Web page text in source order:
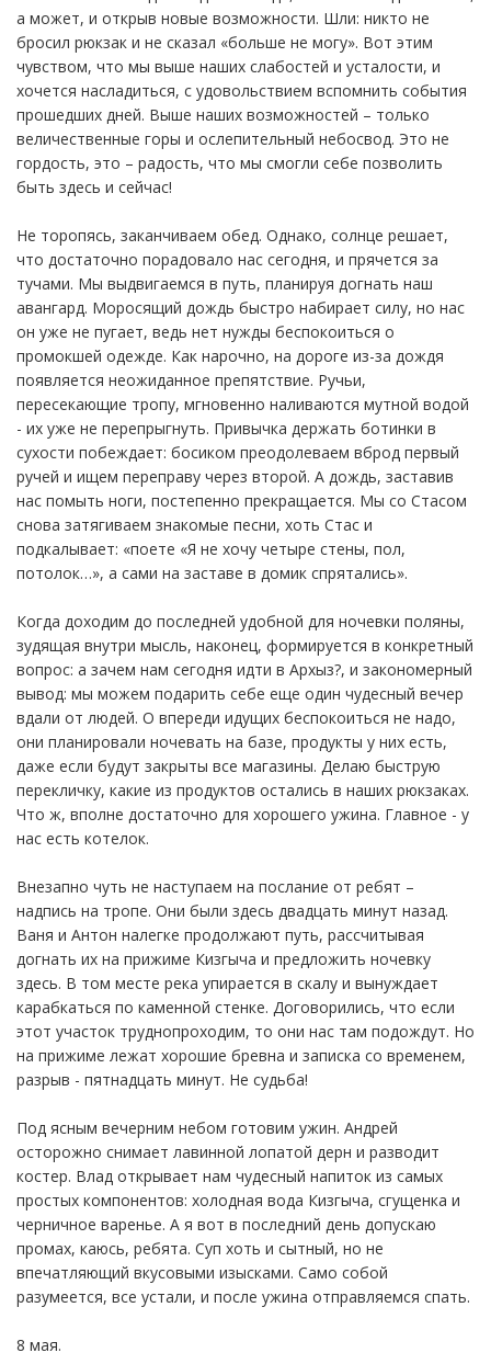
а может, и открыв новые возможности. Шли: никто не
бросил рюкзак и не сказал «больше не могу». Вот этим
чувством, что мы выше наших слабостей и усталости, и
хочется насладиться, с удовольствием вспомнить события
прошедших дней. Выше наших возможностей – только
величественные горы и ослепительный небосвод. Это не
гордость, это – радость, что мы смогли себе позволить
быть здесь и сейчас!
Не торопясь, заканчиваем обед. Однако, солнце решает,
что достаточно порадовало нас сегодня, и прячется за
тучами. Мы выдвигаемся в путь, планируя догнать наш
авангард. Моросящий дождь быстро набирает силу, но нас
он уже не пугает, ведь нет нужды беспокоиться о
промокшей одежде. Как нарочно, на дороге из-за дождя
появляется неожиданное препятствие. Ручьи,
пересекающие тропу, мгновенно наливаются мутной водой
- их уже не перепрыгнуть. Привычка держать ботинки в
сухости побеждает: босиком преодолеваем вброд первый
ручей и ищем переправу через второй. А дождь, заставив
нас помыть ноги, постепенно прекращается. Мы со Стасом
снова затягиваем знакомые песни, хоть Стас и
подкалывает: «поете «Я не хочу четыре стены, пол,
потолок…», а сами на заставе в домик спрятались».
Когда доходим до последней удобной для ночевки поляны,
зудящая внутри мысль, наконец, формируется в конкретный
вопрос: а зачем нам сегодня идти в Архыз?, и закономерный
вывод: мы можем подарить себе еще один чудесный вечер
вдали от людей. О впереди идущих беспокоиться не надо,
они планировали ночевать на базе, продукты у них есть,
даже если будут закрыты все магазины. Делаю быструю
перекличку, какие из продуктов остались в наших рюкзаках.
Что ж, вполне достаточно для хорошего ужина. Главное - у
нас есть котелок.
Внезапно чуть не наступаем на послание от ребят –
надпись на тропе. Они были здесь двадцать минут назад.
Ваня и Антон налегке продолжают путь, рассчитывая
догнать их на прижиме Кизгыча и предложить ночевку
здесь. В том месте река упирается в скалу и вынуждает
карабкаться по каменной стенке. Договорились, что если
этот участок труднопроходим, то они нас там подождут. Но
на прижиме лежат хорошие бревна и записка со временем,
разрыв - пятнадцать минут. Не судьба!
Под ясным вечерним небом готовим ужин. Андрей
осторожно снимает лавинной лопатой дерн и разводит
костер. Влад открывает нам чудесный напиток из самых
простых компонентов: холодная вода Кизгыча, сгущенка и
черничное варенье. А я вот в последний день допускаю
промах, каюсь, ребята. Суп хоть и сытный, но не
впечатляющий вкусовыми изысками. Само собой
разумеется, все устали, и после ужина отправляемся спать.
8 мая.